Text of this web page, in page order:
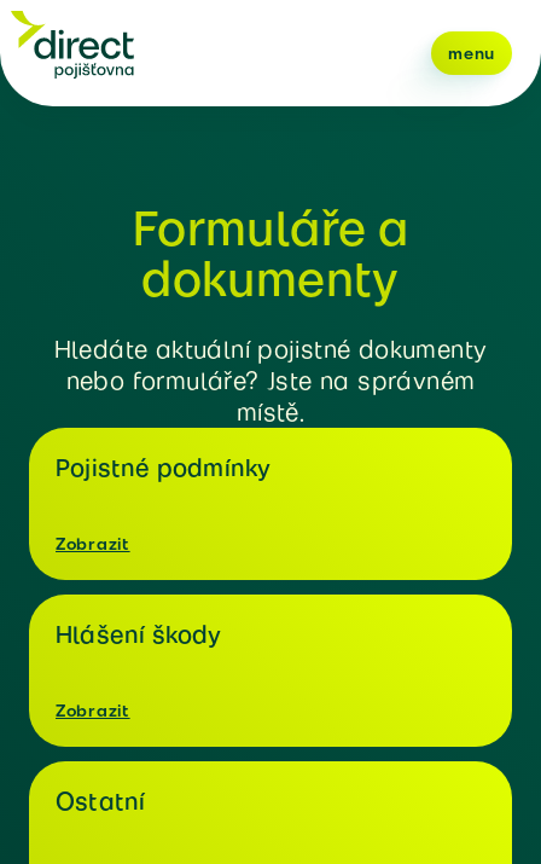
menu
Formuláře a
dokumenty
Hledáte aktuální pojistné dokumenty
nebo formuláře? Jste na správném
místě.
Pojistné podmínky
Zobrazit
Hlášení škody
Zobrazit
Ostatní